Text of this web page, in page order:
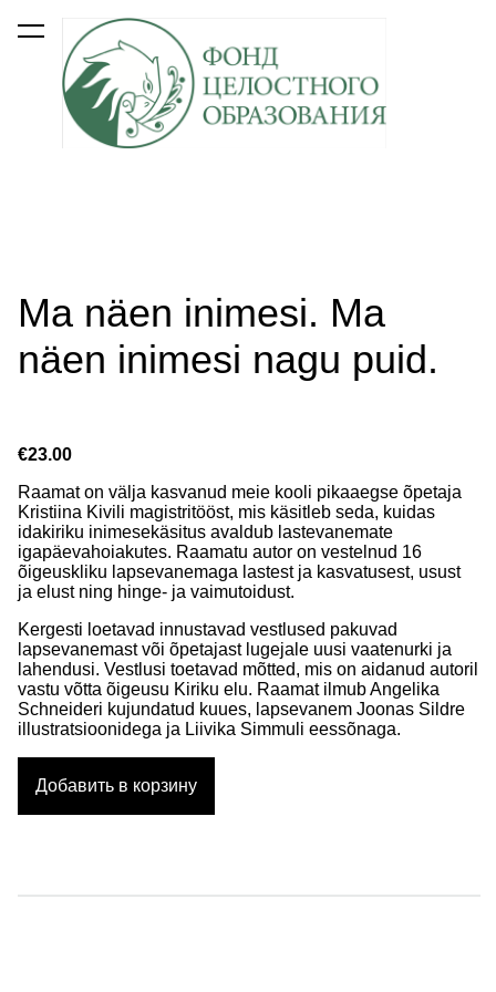
был добавлен в
корзину.
Просмотр корзины
Ma näen inimesi. Ma
näen inimesi nagu puid.
€23.00
Raamat on välja kasvanud meie kooli pikaaegse õpetaja
Kristiina Kivili magistritööst, mis käsitleb seda, kuidas
idakiriku inimesekäsitus avaldub lastevanemate
igapäevahoiakutes. Raamatu autor on vestelnud 16
õigeuskliku lapsevanemaga lastest ja kasvatusest, usust
ja elust ning hinge- ja vaimutoidust.
Kergesti loetavad innustavad vestlused pakuvad
lapsevanemast või õpetajast lugejale uusi vaatenurki ja
lahendusi. Vestlusi toetavad mõtted, mis on aidanud autoril
vastu võtta õigeusu Kiriku elu. Raamat ilmub Angelika
Schneideri kujundatud kuues, lapsevanem Joonas Sildre
illustratsioonidega ja Liivika Simmuli eessõnaga.
Добавить в корзину